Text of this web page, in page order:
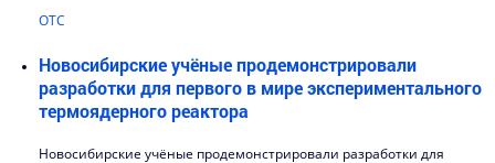
ОТС
Новосибирские учёные продемонстрировали
разработки для первого в мире экспериментального
термоядерного реактора
Новосибирские учёные продемонстрировали разработки для